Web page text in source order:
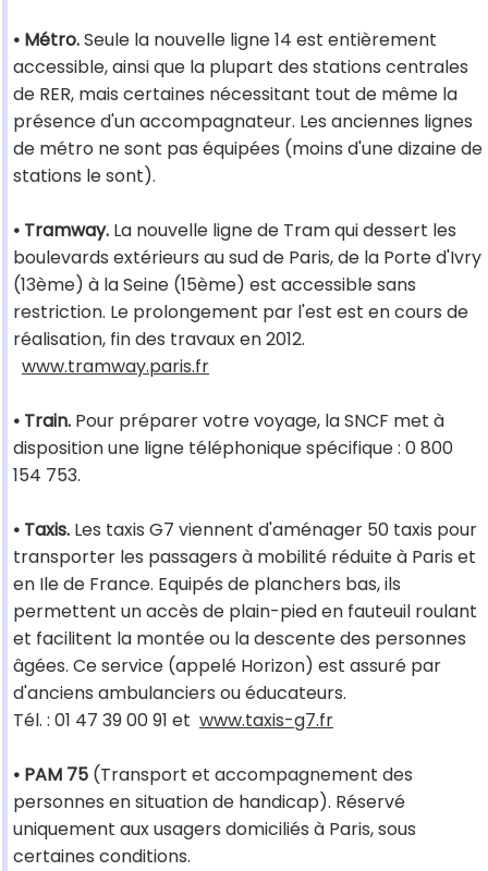
• Métro.Seule la nouvelle ligne 14 est entièrement
accessible, ainsi que la plupart des stations centrales
de RER, mais certaines nécessitant tout de même la
présence d'un accompagnateur. Les anciennes lignes
de métro ne sont pas équipées (moins d'une dizaine de
stations le sont).
• Tramway. La nouvelle ligne de Tram qui dessert les
boulevards extérieurs au sud de Paris, de la Porte d'Ivry
(13ème) à la Seine (15ème) est accessible sans
restriction. Le prolongement par l'est est en cours de
réalisation, fin des travaux en 2012.
www.tramway.paris.fr
• Train. Pour préparer votre voyage, la SNCF met à
disposition une ligne téléphonique spécifique : 0 800
154 753.
• Taxis. Les taxis G7 viennent d'aménager 50 taxis pour
transporter les passagers à mobilité réduite à Paris et
en Ile de France. Equipés de planchers bas, ils
permettent un accès de plain-pied en fauteuil roulant
et facilitent la montée ou la descente des personnes
âgées. Ce service (appelé Horizon) est assuré par
d'anciens ambulanciers ou éducateurs.
Tél. : 01 47 39 00 91 et www.taxis-g7.fr
• PAM 75 (Transport et accompagnement des
personnes en situation de handicap). Réservé
uniquement aux usagers domiciliés à Paris, sous
certaines conditions.